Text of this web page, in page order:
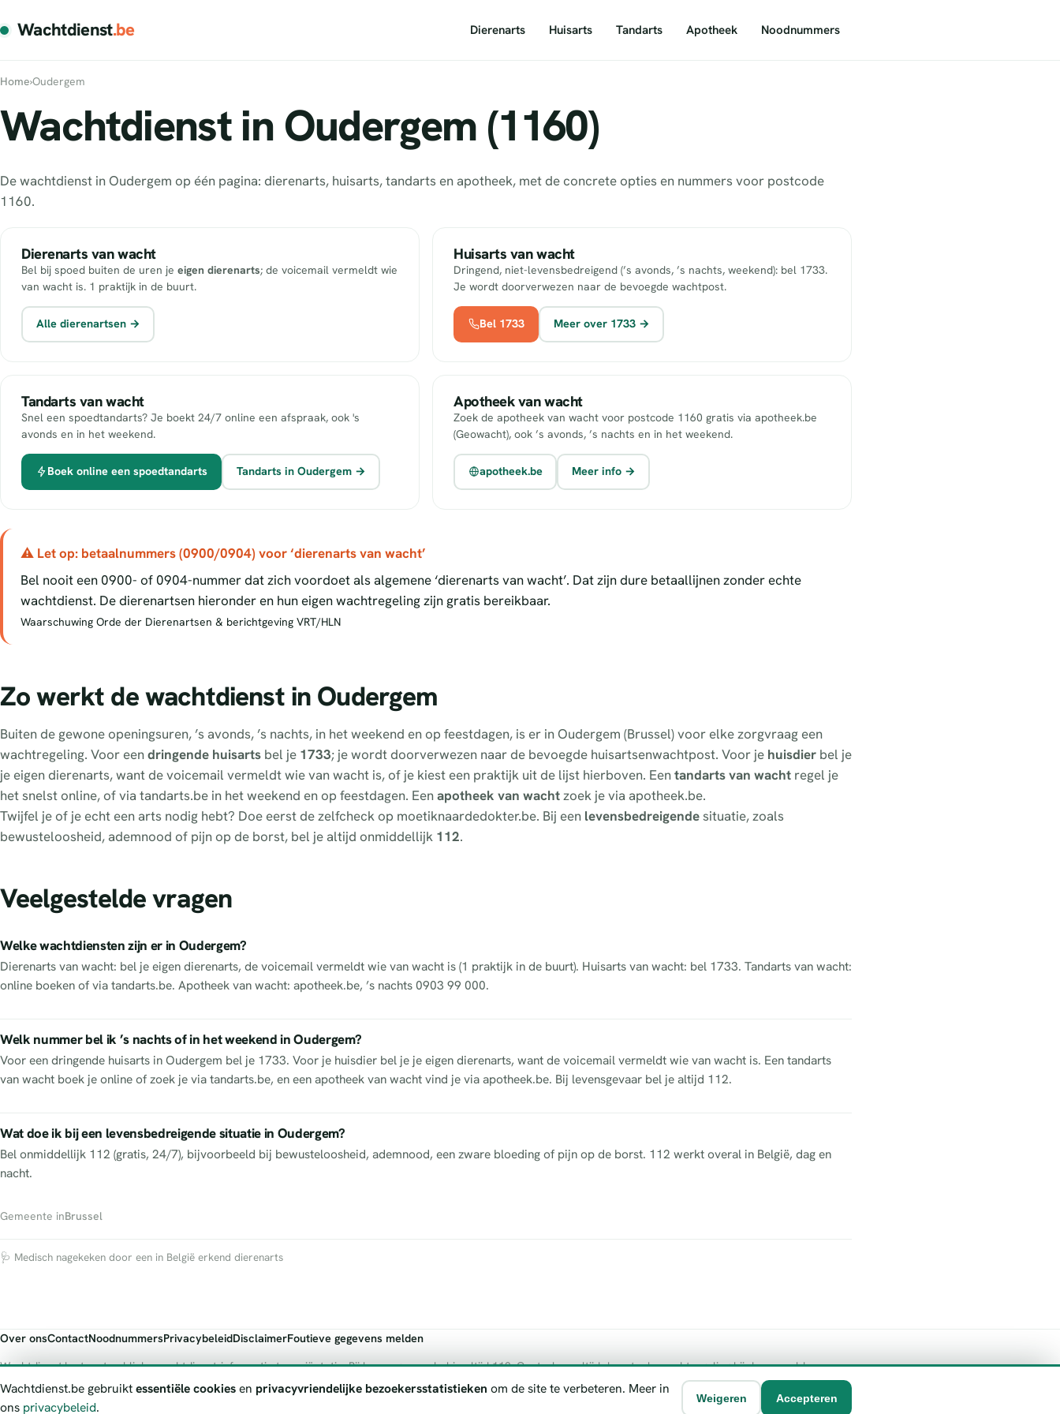
Wachtdienst.be Dierenarts Huisarts Tandarts Apotheek Noodnummers
Home›Oudergem
Wachtdienst in Oudergem (1160)
De wachtdienst in Oudergem op één pagina: dierenarts, huisarts, tandarts en apotheek, met de concrete opties en nummers voor postcode
1160.
Dierenarts van wacht
Bel bij spoed buiten de uren je eigen dierenarts; de voicemail vermeldt wie
van wacht is. 1 praktijk in de buurt.
Alle dierenartsen →
Huisarts van wacht
Dringend, niet-levensbedreigend (’s avonds, ’s nachts, weekend): bel 1733.
Je wordt doorverwezen naar de bevoegde wachtpost.
Bel 1733 Meer over 1733 →
Tandarts van wacht
Snel een spoedtandarts? Je boekt 24/7 online een afspraak, ook 's
avonds en in het weekend.
Boek online een spoedtandarts Tandarts in Oudergem →
Apotheek van wacht
Zoek de apotheek van wacht voor postcode 1160 gratis via apotheek.be
(Geowacht), ook ’s avonds, ’s nachts en in het weekend.
apotheek.be Meer info →
⚠ Let op: betaalnummers (0900/0904) voor ‘dierenarts van wacht’
Bel nooit een 0900- of 0904-nummer dat zich voordoet als algemene ‘dierenarts van wacht’. Dat zijn dure betaallijnen zonder echte
wachtdienst. De dierenartsen hieronder en hun eigen wachtregeling zijn gratis bereikbaar.
Waarschuwing Orde der Dierenartsen & berichtgeving VRT/HLN
Zo werkt de wachtdienst in Oudergem
Buiten de gewone openingsuren, ’s avonds, ’s nachts, in het weekend en op feestdagen, is er in Oudergem (Brussel) voor elke zorgvraag een
wachtregeling. Voor eendringende huisarts bel je 1733; je wordt doorverwezen naar de bevoegde huisartsenwachtpost. Voor je huisdier bel je
je eigen dierenarts, want de voicemail vermeldt wie van wacht is, of je kiest een praktijk uit de lijst hierboven. Eentandarts van wacht regel je
het snelst online, of via tandarts.be in het weekend en op feestdagen. Eenapotheek van wachtzoek je via apotheek.be.
Twijfel je of je echt een arts nodig hebt? Doe eerst de zelfcheck op moetiknaardedokter.be. Bij een levensbedreigendesituatie, zoals
bewusteloosheid, ademnood of pijn op de borst, bel je altijd onmiddellijk 112.
Veelgestelde vragen
Welke wachtdiensten zijn er in Oudergem?
Dierenarts van wacht: bel je eigen dierenarts, de voicemail vermeldt wie van wacht is (1 praktijk in de buurt). Huisarts van wacht: bel 1733. Tandarts van wacht:
online boeken of via tandarts.be. Apotheek van wacht: apotheek.be, ’s nachts 0903 99 000.
Welk nummer bel ik ’s nachts of in het weekend in Oudergem?
Voor een dringende huisarts in Oudergem bel je 1733. Voor je huisdier bel je je eigen dierenarts, want de voicemail vermeldt wie van wacht is. Een tandarts
van wacht boek je online of zoek je via tandarts.be, en een apotheek van wacht vind je via apotheek.be. Bij levensgevaar bel je altijd 112.
Wat doe ik bij een levensbedreigende situatie in Oudergem?
Bel onmiddellijk 112 (gratis, 24/7), bijvoorbeeld bij bewusteloosheid, ademnood, een zware bloeding of pijn op de borst. 112 werkt overal in België, dag en
nacht.
Gemeente inBrussel
🩺 Medisch nagekeken door een in België erkend dierenarts
Over onsContactNoodnummersPrivacybeleidDisclaimerFoutieve gegevens melden
Wachtdienst.be toont publieke wachtdienst-informatie ter oriëntatie. Bij levensgevaar bel je altijd 112. Controleer altijd de actuele wachtregeling bij de vermelde
officiële bron.
© 2026 Wachtdienst.be
Wachtdienst.be gebruiktessentiële cookiesen privacyvriendelijke bezoekersstatistieken om de site te verbeteren. Meer in
ons privacybeleid.
Weigeren Accepteren